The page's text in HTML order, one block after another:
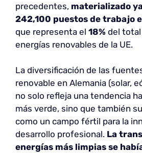
precedentes, materializado
242,100 puestos de trabajo
que representa el 18% del
energías renovables de la UE.
La diversificación de las
renovable en Alemania (solar,
no solo refleja una tendencia
más verde, sino que también
como un campo fértil para la
desarrollo profesional. La
energías más limpias se